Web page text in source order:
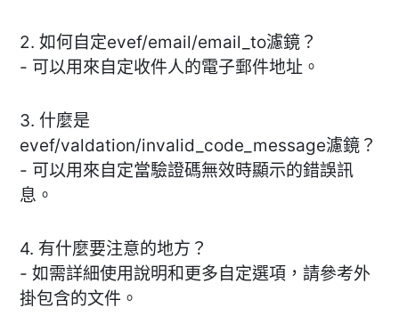
2. 如何自定evef/email/email_to濾鏡？
- 可以用來自定收件人的電子郵件地址。
3. 什麼是
evef/valdation/invalid_code_message濾鏡？
- 可以用來自定當驗證碼無效時顯示的錯誤訊
息。
4. 有什麼要注意的地方？
- 如需詳細使用說明和更多自定選項，請參考外
掛包含的文件。